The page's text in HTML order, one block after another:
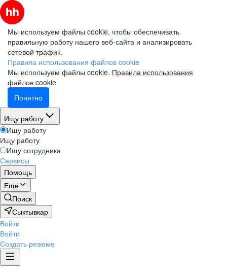
Мы используем файлы cookie, чтобы обеспечивать
правильную работу нашего веб-сайта и анализировать
сетевой трафик.
Правила использования файлов cookie
Мы используем файлы cookie. Правила использования
файлов cookie
Понятно
Ищу работу
Ищу работу
Ищу работу
Ищу сотрудника
Сервисы
Помощь
Ещё
Поиск
Сыктывкар
Войти
Войти
Создать резюме